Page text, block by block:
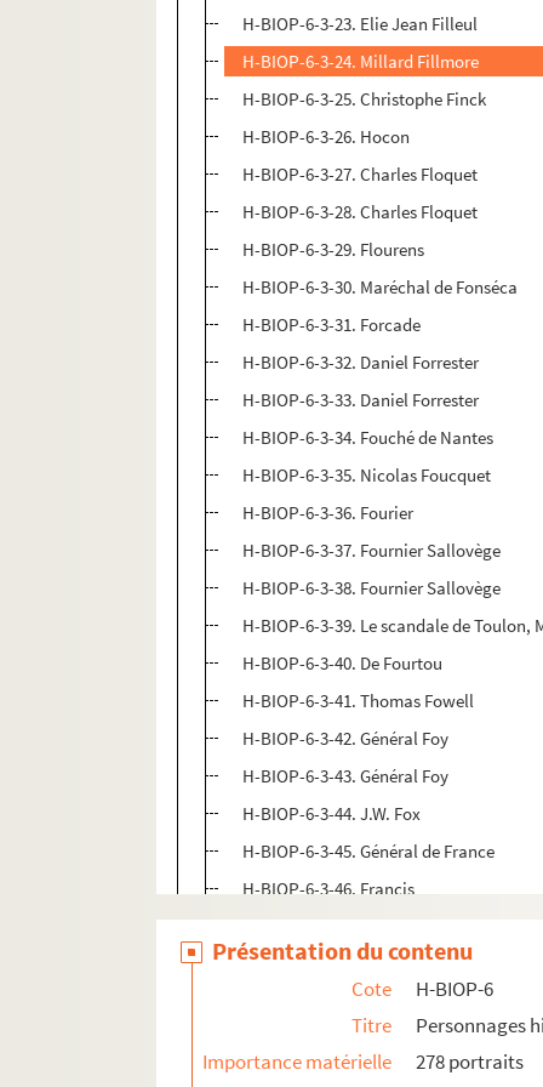
H-BIOP-6-3-23. Elie Jean Filleul
H-BIOP-6-3-24. Millard Fillmore
H-BIOP-6-3-25. Christophe Finck
H-BIOP-6-3-26. Hocon
H-BIOP-6-3-27. Charles Floquet
H-BIOP-6-3-28. Charles Floquet
H-BIOP-6-3-29. Flourens
H-BIOP-6-3-30. Maréchal de Fonséca
H-BIOP-6-3-31. Forcade
H-BIOP-6-3-32. Daniel Forrester
H-BIOP-6-3-33. Daniel Forrester
H-BIOP-6-3-34. Fouché de Nantes
H-BIOP-6-3-35. Nicolas Foucquet
H-BIOP-6-3-36. Fourier
H-BIOP-6-3-37. Fournier Sallovège
H-BIOP-6-3-38. Fournier Sallovège
H-BIOP-6-3-39. Le scandale de Toulon,
H-BIOP-6-3-40. De Fourtou
H-BIOP-6-3-41. Thomas Fowell
H-BIOP-6-3-42. Général Foy
H-BIOP-6-3-43. Général Foy
H-BIOP-6-3-44. J.W. Fox
H-BIOP-6-3-45. Général de France
H-BIOP-6-3-46. Francis
H-BIOP-6-3-47. De Franclieu, sénateur
H-BIOP-6-3-48. Charles de Franqueville
H-BIOP-6-3-49. Généra Freederichz
H-BIOP-6-3-50. Généra Freederichz
H-BIOP-6-3-51. Colonel Fremont
Présentation du contenu
Cote
H-BIOP-6
Titre
Personnages
Importance matérielle
278 portraits